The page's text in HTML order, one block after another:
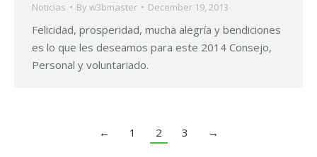
Noticias By w3bmaster December 19, 2013
Felicidad, prosperidad, mucha alegría y bendiciones
es lo que les deseamos para este 2014 Consejo,
Personal y voluntariado.
← 1 2 3 →